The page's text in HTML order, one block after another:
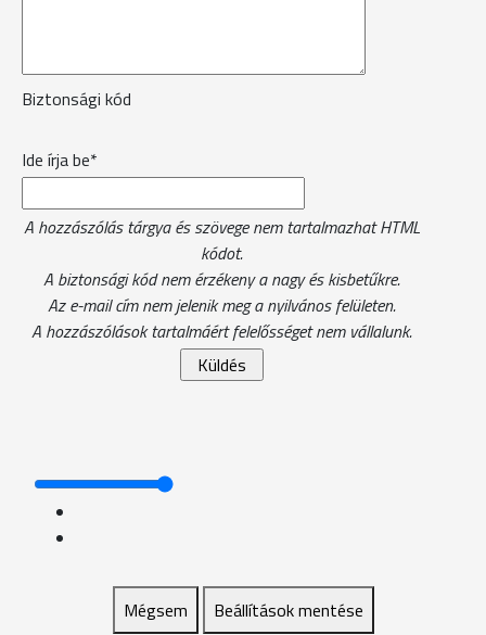
Biztonsági kód
Ide írja be*
A hozzászólás tárgya és szövege nem tartalmazhat HTML
kódot.
A biztonsági kód nem érzékeny a nagy és kisbetűkre.
Az e-mail cím nem jelenik meg a nyilvános felületen.
A hozzászólások tartalmáért felelősséget nem vállalunk.
Mégsem Beállítások mentése